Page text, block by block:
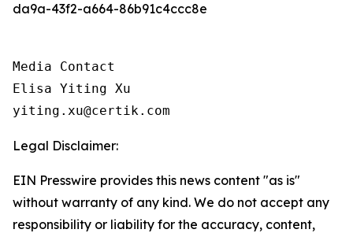
da9a-43f2-a664-86b91c4ccc8e
Media Contact
Elisa Yiting Xu
yiting.xu@certik.com
Legal Disclaimer:
EIN Presswire provides this news content "as is"
without warranty of any kind. We do not accept any
responsibility or liability for the accuracy, content,